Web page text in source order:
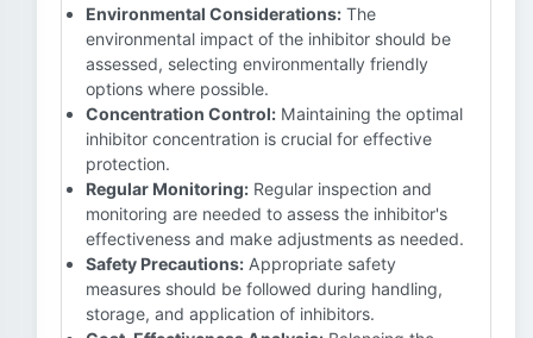
Environmental Considerations: The
environmental impact of the inhibitor should be
assessed, selecting environmentally friendly
options where possible.
Concentration Control: Maintaining the optimal
inhibitor concentration is crucial for effective
protection.
Regular Monitoring: Regular inspection and
monitoring are needed to assess the inhibitor's
effectiveness and make adjustments as needed.
Safety Precautions: Appropriate safety
measures should be followed during handling,
storage, and application of inhibitors.